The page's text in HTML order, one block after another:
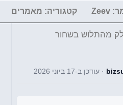
קטגוריה: מאמרים
· עודכן ב-17 ביוני 2026